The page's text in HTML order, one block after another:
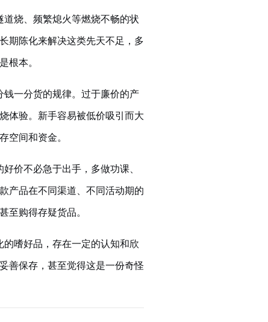
烧、频繁熄火等燃烧不畅的状
期陈化来解决这类先天不足，多
根本。
一分货的规律。过于廉价的产
体验。新手容易被低价吸引而大
空间和资金。
价不必急于出手，多做功课、
产品在不同渠道、不同活动期的
至购得存疑货品。
嗜好品，存在一定的认知和欣
善保存，甚至觉得这是一份奇怪